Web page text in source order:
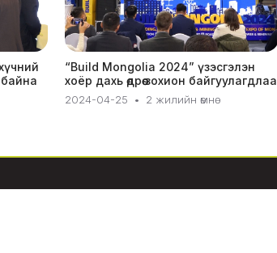
“Build Mongolia 2024” үзэсгэлэн
хоёр дахь өдрөө зохион байгуулагдлаа
2024-04-25 • 2 жилийн өмнө